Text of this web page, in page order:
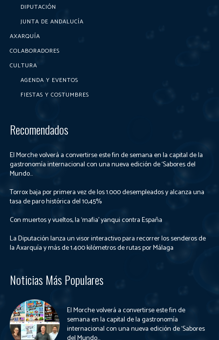
DIPUTACIÓN
JUNTA DE ANDALUCÍA
AXARQUÍA
COLABORADORES
CULTURA
AGENDA Y EVENTOS
FIESTAS Y COSTUMBRES
Recomendados
El Morche volverá a convertirse este fin de semana en la capital de la
gastronomía internacional con una nueva edición de ‘Sabores del
Mundo...
Torrox baja por primera vez de los 1.000 desempleados y alcanza una
tasa de paro histórica del 10,45%
Con muertos y vueltos, la ‘mafia’ yanqui contra España
La Diputación lanza un visor interactivo para recorrer los senderos de
la Axarquía y más de 1.400 kilómetros de rutas por Málaga
Noticias Más Populares
El Morche volverá a convertirse este fin de
semana en la capital de la gastronomía
internacional con una nueva edición de ‘Sabores